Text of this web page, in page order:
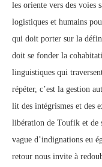
les oriente vers des voies
logistiques et humains
qui doit porter sur la
doit se fonder la
linguistiques qui
répéter, c’est la gestion
lit des intégrismes et des
libération de Toufik et de
vague d’indignations eu
retour nous invite à